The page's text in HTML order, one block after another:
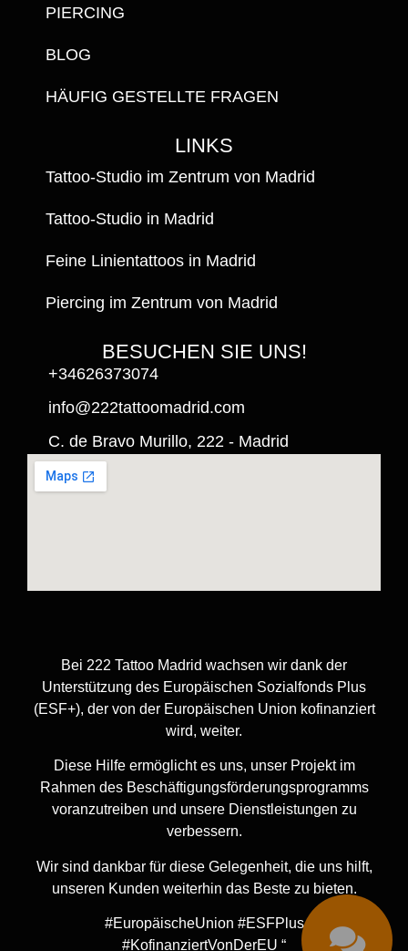
PIERCING
BLOG
HÄUFIG GESTELLTE FRAGEN
BESUCHEN SIE UNS!
+34626373074
info@222tattoomadrid.com
C. de Bravo Murillo, 222 - Madrid
LINKS
Tattoo-Studio im Zentrum von Madrid
Tattoo-Studio in Madrid
Feine Linientattoos in Madrid
Piercing im Zentrum von Madrid
Bei 222 Tattoo Madrid wachsen wir dank der
Unterstützung des Europäischen Sozialfonds Plus
(ESF+), der von der Europäischen Union kofinanziert
wird, weiter.
Diese Hilfe ermöglicht es uns, unser Projekt im
Rahmen des Beschäftigungsförderungsprogramms
voranzutreiben und unsere Dienstleistungen zu
verbessern.
Wir sind dankbar für diese Gelegenheit, die uns hilft,
unseren Kunden weiterhin das Beste zu bieten.
#EuropäischeUnion #ESFPlus
#KofinanziertVonDerEU “